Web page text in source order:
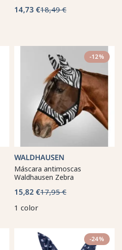
14,73 €18,49 €
-12%
WALDHAUSEN
Máscara antimoscas
Waldhausen Zebra
15,82 €17,95 €
1 color
-24%